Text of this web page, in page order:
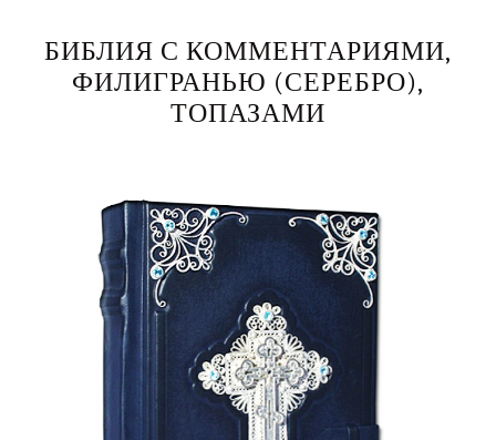
БИБЛИЯ С КОММЕНТАРИЯМИ,
ФИЛИГРАНЬЮ (СЕРЕБРО),
ТОПАЗАМИ